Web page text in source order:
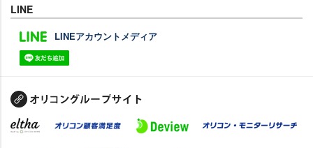
LINE
LINEアカウントメディア